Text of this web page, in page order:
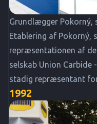
Grundlægger Pokorný,
Etablering af Pokorný,
repræsentationen af
selskab Union Carbide
stadig repræsentant
1992